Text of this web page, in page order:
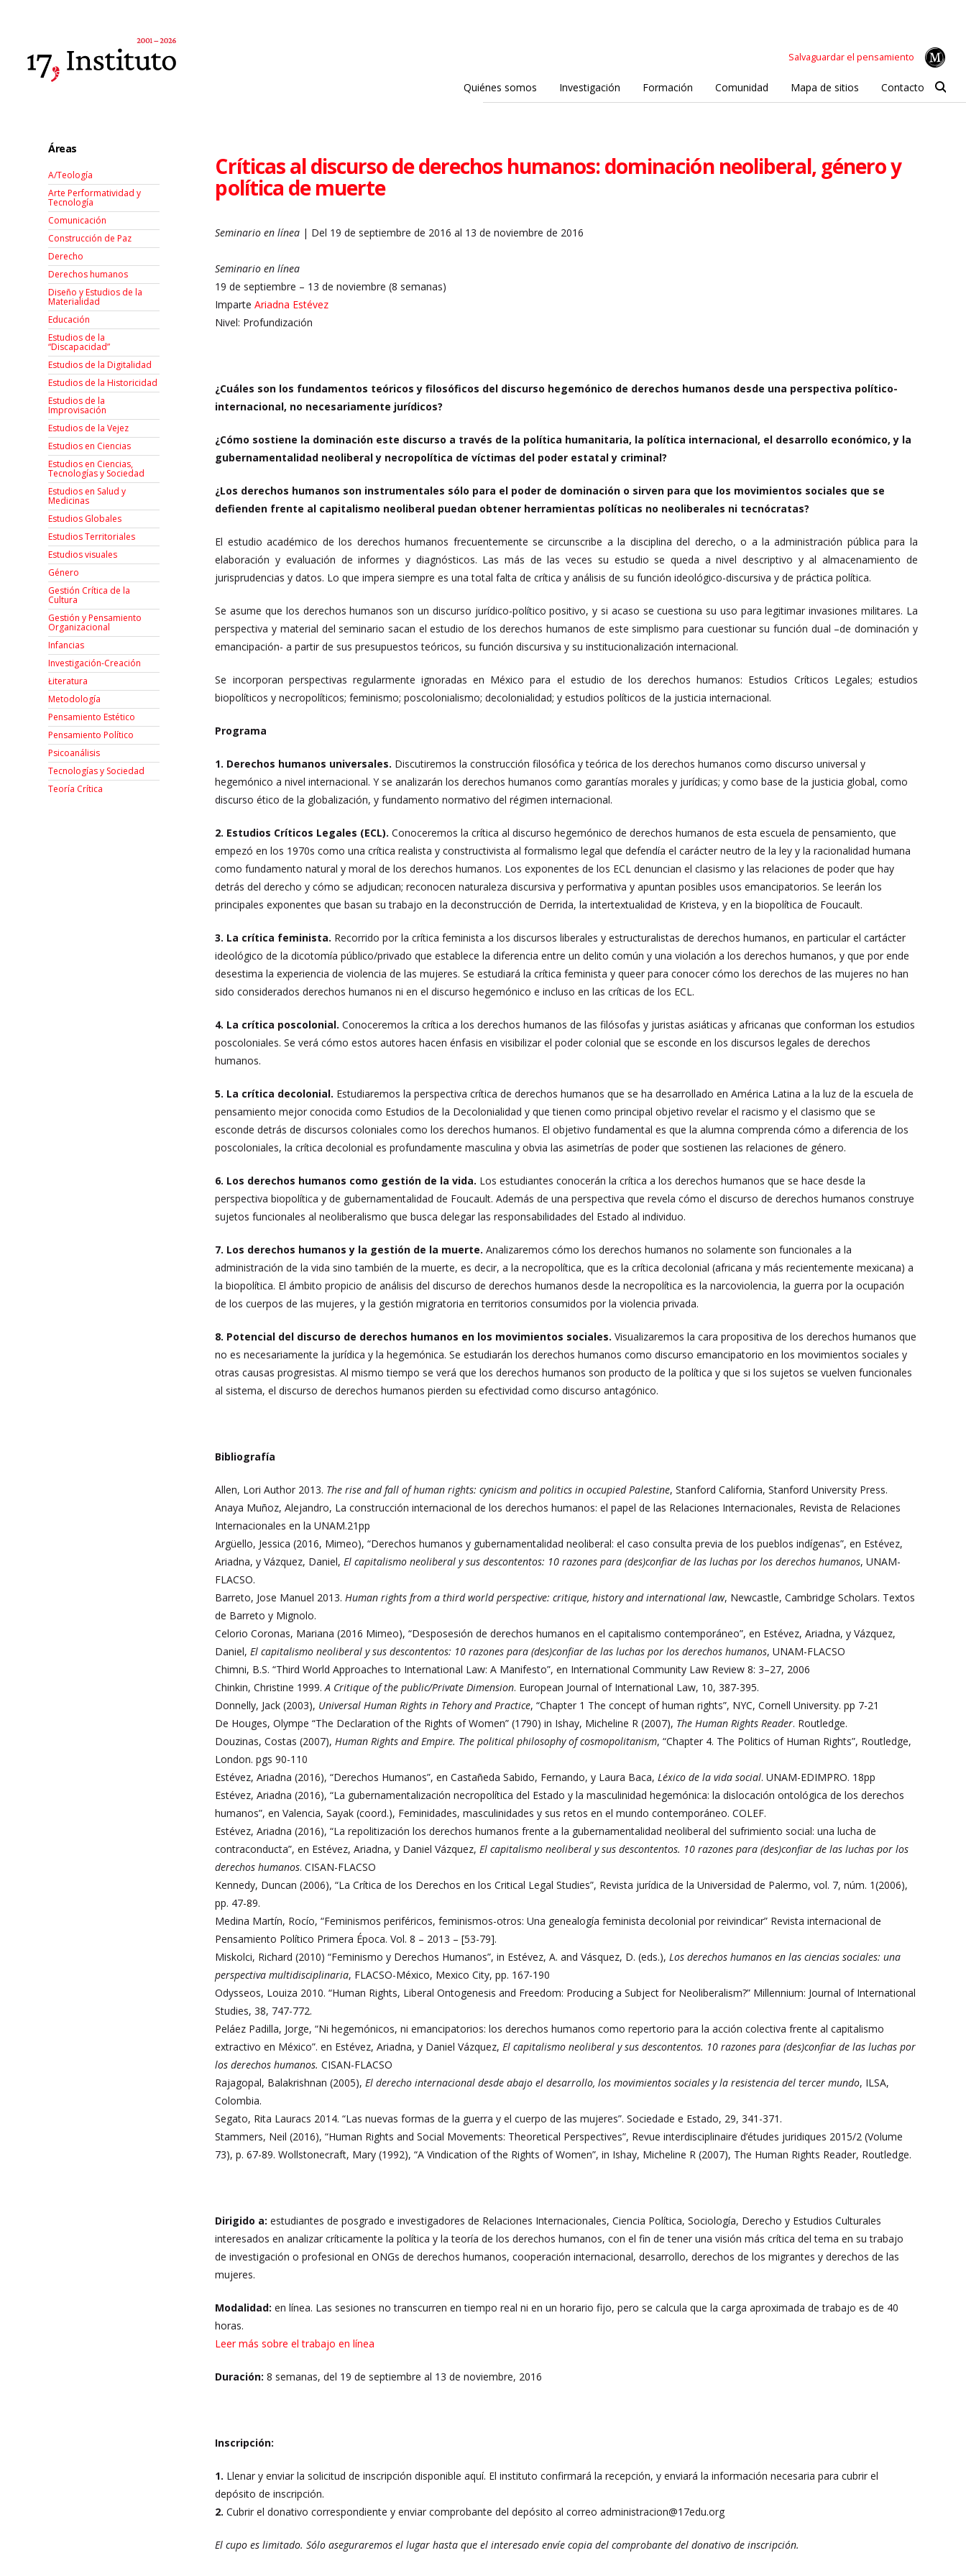
Salvaguardar el pensamiento
Quiénes somos Investigación Formación Comunidad Mapa de sitios Contacto
Críticas al discurso de derechos humanos: dominación neoliberal, género y
política de muerte
Seminario en línea | Del 19 de septiembre de 2016 al 13 de noviembre de 2016
Seminario en línea
19 de septiembre – 13 de noviembre (8 semanas)
ImparteAriadna Estévez
Nivel: Profundización
¿Cuáles son los fundamentos teóricos y filosóficos del discurso hegemónico de derechos humanos desde una perspectiva político-
internacional, no necesariamente jurídicos?
¿Cómo sostiene la dominación este discurso a través de la política humanitaria, la política internacional, el desarrollo económico, y la
gubernamentalidad neoliberal y necropolítica de víctimas del poder estatal y criminal?
¿Los derechos humanos son instrumentales sólo para el poder de dominación o sirven para que los movimientos sociales que se
defienden frente al capitalismo neoliberal puedan obtener herramientas políticas no neoliberales ni tecnócratas?
El estudio académico de los derechos humanos frecuentemente se circunscribe a la disciplina del derecho, o a la administración pública para la
elaboración y evaluación de informes y diagnósticos. Las más de las veces su estudio se queda a nivel descriptivo y al almacenamiento de
jurisprudencias y datos. Lo que impera siempre es una total falta de crítica y análisis de su función ideológico-discursiva y de práctica política.
Se asume que los derechos humanos son un discurso jurídico-político positivo, y si acaso se cuestiona su uso para legitimar invasiones militares. La
perspectiva y material del seminario sacan el estudio de los derechos humanos de este simplismo para cuestionar su función dual –de dominación y
emancipación- a partir de sus presupuestos teóricos, su función discursiva y su institucionalización internacional.
Se incorporan perspectivas regularmente ignoradas en México para el estudio de los derechos humanos: Estudios Críticos Legales; estudios
biopolíticos y necropolíticos; feminismo; poscolonialismo; decolonialidad; y estudios políticos de la justicia internacional.
Programa
1. Derechos humanos universales. Discutiremos la construcción filosófica y teórica de los derechos humanos como discurso universal y
hegemónico a nivel internacional. Y se analizarán los derechos humanos como garantías morales y jurídicas; y como base de la justicia global, como
discurso ético de la globalización, y fundamento normativo del régimen internacional.
2. Estudios Críticos Legales (ECL). Conoceremos la crítica al discurso hegemónico de derechos humanos de esta escuela de pensamiento, que
empezó en los 1970s como una crítica realista y constructivista al formalismo legal que defendía el carácter neutro de la ley y la racionalidad humana
como fundamento natural y moral de los derechos humanos. Los exponentes de los ECL denuncian el clasismo y las relaciones de poder que hay
detrás del derecho y cómo se adjudican; reconocen naturaleza discursiva y performativa y apuntan posibles usos emancipatorios. Se leerán los
principales exponentes que basan su trabajo en la deconstrucción de Derrida, la intertextualidad de Kristeva, y en la biopolítica de Foucault.
3. La crítica feminista. Recorrido por la crítica feminista a los discursos liberales y estructuralistas de derechos humanos, en particular el cartácter
ideológico de la dicotomía público/privado que establece la diferencia entre un delito común y una violación a los derechos humanos, y que por ende
desestima la experiencia de violencia de las mujeres. Se estudiará la crítica feminista y queer para conocer cómo los derechos de las mujeres no han
sido considerados derechos humanos ni en el discurso hegemónico e incluso en las críticas de los ECL.
4. La crítica poscolonial. Conoceremos la crítica a los derechos humanos de las filósofas y juristas asiáticas y africanas que conforman los estudios
poscoloniales. Se verá cómo estos autores hacen énfasis en visibilizar el poder colonial que se esconde en los discursos legales de derechos
humanos.
5. La crítica decolonial. Estudiaremos la perspectiva crítica de derechos humanos que se ha desarrollado en América Latina a la luz de la escuela de
pensamiento mejor conocida como Estudios de la Decolonialidad y que tienen como principal objetivo revelar el racismo y el clasismo que se
esconde detrás de discursos coloniales como los derechos humanos. El objetivo fundamental es que la alumna comprenda cómo a diferencia de los
poscoloniales, la crítica decolonial es profundamente masculina y obvia las asimetrías de poder que sostienen las relaciones de género.
6. Los derechos humanos como gestión de la vida. Los estudiantes conocerán la crítica a los derechos humanos que se hace desde la
perspectiva biopolítica y de gubernamentalidad de Foucault. Además de una perspectiva que revela cómo el discurso de derechos humanos construye
sujetos funcionales al neoliberalismo que busca delegar las responsabilidades del Estado al individuo.
7. Los derechos humanos y la gestión de la muerte. Analizaremos cómo los derechos humanos no solamente son funcionales a la
administración de la vida sino también de la muerte, es decir, a la necropolítica, que es la crítica decolonial (africana y más recientemente mexicana) a
la biopolítica. El ámbito propicio de análisis del discurso de derechos humanos desde la necropolítica es la narcoviolencia, la guerra por la ocupación
de los cuerpos de las mujeres, y la gestión migratoria en territorios consumidos por la violencia privada.
8. Potencial del discurso de derechos humanos en los movimientos sociales. Visualizaremos la cara propositiva de los derechos humanos que
no es necesariamente la jurídica y la hegemónica. Se estudiarán los derechos humanos como discurso emancipatorio en los movimientos sociales y
otras causas progresistas. Al mismo tiempo se verá que los derechos humanos son producto de la política y que si los sujetos se vuelven funcionales
al sistema, el discurso de derechos humanos pierden su efectividad como discurso antagónico.
Bibliografía
Allen, Lori Author 2013. The rise and fall of human rights: cynicism and politics in occupied Palestine, Stanford California, Stanford University Press.
Anaya Muñoz, Alejandro, La construcción internacional de los derechos humanos: el papel de las Relaciones Internacionales, Revista de Relaciones
Internacionales en la UNAM.21pp
Argüello, Jessica (2016, Mimeo), “Derechos humanos y gubernamentalidad neoliberal: el caso consulta previa de los pueblos indígenas”, en Estévez,
Ariadna, y Vázquez, Daniel,El capitalismo neoliberal y sus descontentos: 10 razones para (des)confiar de las luchas por los derechos humanos, UNAM-
FLACSO.
Barreto, Jose Manuel 2013.Human rights from a third world perspective: critique, history and international law, Newcastle, Cambridge Scholars. Textos
de Barreto y Mignolo.
Celorio Coronas, Mariana (2016 Mimeo), “Desposesión de derechos humanos en el capitalismo contemporáneo”, en Estévez, Ariadna, y Vázquez,
Daniel,El capitalismo neoliberal y sus descontentos: 10 razones para (des)confiar de las luchas por los derechos humanos, UNAM-FLACSO
Chimni, B.S. “Third World Approaches to International Law: A Manifesto”, en International Community Law Review 8: 3–27, 2006
Chinkin, Christine 1999.A Critique of the public/Private Dimension. European Journal of International Law, 10, 387-395.
Donnelly, Jack (2003), Universal Human Rights in Tehory and Practice, “Chapter 1 The concept of human rights”, NYC, Cornell University. pp 7-21
De Houges, Olympe “The Declaration of the Rights of Women” (1790) in Ishay, Micheline R (2007), The Human Rights Reader. Routledge.
Douzinas, Costas (2007),Human Rights and Empire. The political philosophy of cosmopolitanism, “Chapter 4. The Politics of Human Rights”, Routledge,
London. pgs 90-110
Estévez, Ariadna (2016), “Derechos Humanos”, en Castañeda Sabido, Fernando, y Laura Baca, Léxico de la vida social. UNAM-EDIMPRO. 18pp
Estévez, Ariadna (2016), “La gubernamentalización necropolítica del Estado y la masculinidad hegemónica: la dislocación ontológica de los derechos
humanos”, en Valencia, Sayak (coord.), Feminidades, masculinidades y sus retos en el mundo contemporáneo. COLEF.
Estévez, Ariadna (2016), “La repolitización los derechos humanos frente a la gubernamentalidad neoliberal del sufrimiento social: una lucha de
contraconducta”, en Estévez, Ariadna, y Daniel Vázquez,El capitalismo neoliberal y sus descontentos. 10 razones para (des)confiar de las luchas por los
derechos humanos. CISAN-FLACSO
Kennedy, Duncan (2006), “La Crítica de los Derechos en los Critical Legal Studies”, Revista jurídica de la Universidad de Palermo, vol. 7, núm. 1(2006),
pp. 47-89.
Medina Martín, Rocío, “Feminismos periféricos, feminismos-otros: Una genealogía feminista decolonial por reivindicar” Revista internacional de
Pensamiento Político Primera Época. Vol. 8 – 2013 – [53-79].
Miskolci, Richard (2010) “Feminismo y Derechos Humanos”, in Estévez, A. and Vásquez, D. (eds.),Los derechos humanos en las ciencias sociales: una
perspectiva multidisciplinaria, FLACSO-México, Mexico City, pp. 167-190
Odysseos, Louiza 2010. “Human Rights, Liberal Ontogenesis and Freedom: Producing a Subject for Neoliberalism?” Millennium: Journal of International
Studies, 38, 747-772.
Peláez Padilla, Jorge, “Ni hegemónicos, ni emancipatorios: los derechos humanos como repertorio para la acción colectiva frente al capitalismo
extractivo en México”. en Estévez, Ariadna, y Daniel Vázquez,El capitalismo neoliberal y sus descontentos. 10 razones para (des)confiar de las luchas por
los derechos humanos. CISAN-FLACSO
Rajagopal, Balakrishnan (2005),El derecho internacional desde abajo el desarrollo, los movimientos sociales y la resistencia del tercer mundo, ILSA,
Colombia.
Segato, Rita Lauracs 2014. “Las nuevas formas de la guerra y el cuerpo de las mujeres”. Sociedade e Estado, 29, 341-371.
Stammers, Neil (2016), “Human Rights and Social Movements: Theoretical Perspectives”, Revue interdisciplinaire d’études juridiques 2015/2 (Volume
73), p. 67-89. Wollstonecraft, Mary (1992), “A Vindication of the Rights of Women”, in Ishay, Micheline R (2007), The Human Rights Reader, Routledge.
Dirigido a: estudiantes de posgrado e investigadores de Relaciones Internacionales, Ciencia Política, Sociología, Derecho y Estudios Culturales
interesados en analizar críticamente la política y la teoría de los derechos humanos, con el fin de tener una visión más crítica del tema en su trabajo
de investigación o profesional en ONGs de derechos humanos, cooperación internacional, desarrollo, derechos de los migrantes y derechos de las
mujeres.
Modalidad: en línea. Las sesiones no transcurren en tiempo real ni en un horario fijo, pero se calcula que la carga aproximada de trabajo es de 40
horas.
Leer más sobre el trabajo en línea
Duración: 8 semanas, del 19 de septiembre al 13 de noviembre, 2016
Inscripción:
1. Llenar y enviar la solicitud de inscripción disponible aquí. El instituto confirmará la recepción, y enviará la información necesaria para cubrir el
depósito de inscripción.
2. Cubrir el donativo correspondiente y enviar comprobante del depósito al correo administracion@17edu.org
El cupo es limitado. Sólo aseguraremos el lugar hasta que el interesado envíe copia del comprobante del donativo de inscripción.
Áreas
A/Teología
Arte Performatividad y
Tecnología
Comunicación
Construcción de Paz
Derecho
Derechos humanos
Diseño y Estudios de la
Materialidad
Educación
Estudios de la
“Discapacidad”
Estudios de la Digitalidad
Estudios de la Historicidad
Estudios de la
Improvisación
Estudios de la Vejez
Estudios en Ciencias
Estudios en Ciencias,
Tecnologías y Sociedad
Estudios en Salud y
Medicinas
Estudios Globales
Estudios Territoriales
Estudios visuales
Género
Gestión Crítica de la
Cultura
Gestión y Pensamiento
Organizacional
Infancias
Investigación-Creación
Łiteratura
Metodología
Pensamiento Estético
Pensamiento Político
Psicoanálisis
Tecnologías y Sociedad
Teoría Crítica